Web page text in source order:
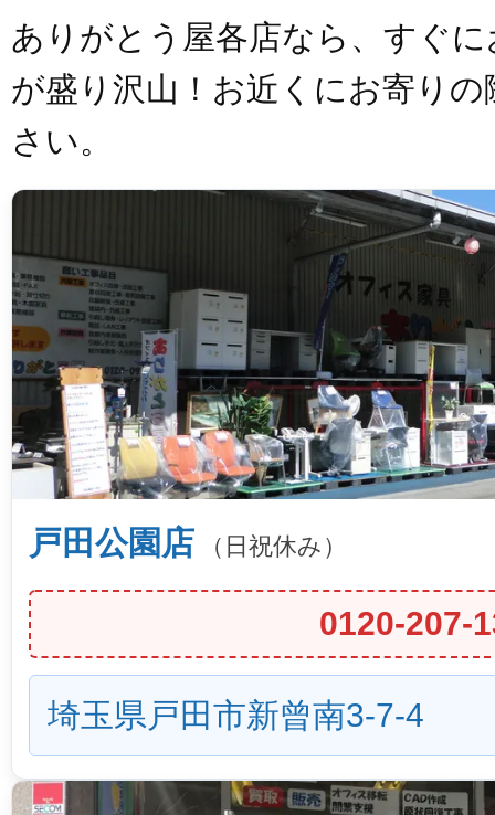
ありがとう屋各店なら、すぐ
が盛り沢山！お近くにお寄り
さい。
戸田公園店 （日祝休み）
0120-207-
埼玉県戸田市新曾南3-7-4